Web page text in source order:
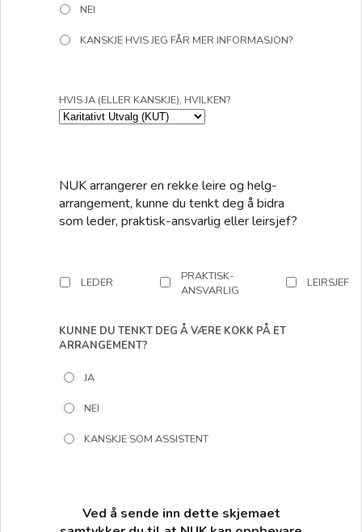
NEI
KANSKJE HVIS JEG FÅR MER INFORMASJON?
HVIS JA (ELLER KANSKJE), HVILKEN?
NUK arrangerer en rekke leire og helg-
arrangement, kunne du tenkt deg å bidra
som leder, praktisk-ansvarlig eller leirsjef?
LEDER
PRAKTISK-
ANSVARLIG
LEIRSJEF
KUNNE DU TENKT DEG Å VÆRE KOKK PÅ ET
ARRANGEMENT?
JA
NEI
KANSKJE SOM ASSISTENT
Ved å sende inn dette skjemaet